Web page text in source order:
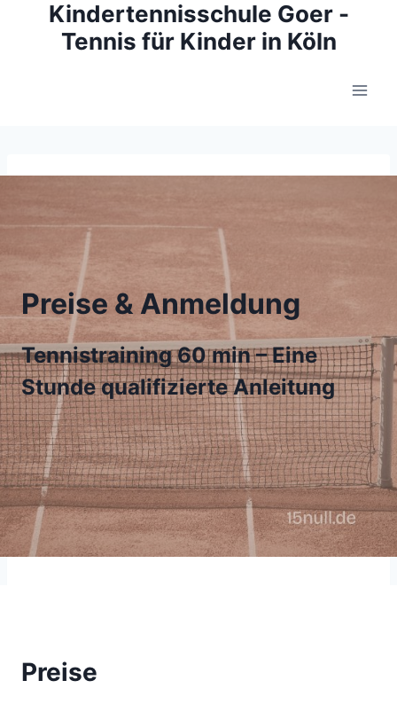
Kindertennisschule Goer -
Tennis für Kinder in Köln
Preise & Anmeldung
Tennistraining 60 min – Eine
Stunde qualifizierte Anleitung
Preise